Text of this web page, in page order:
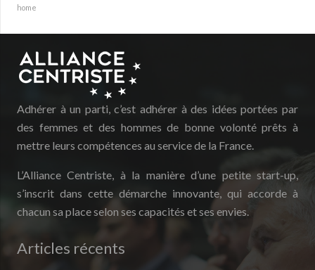
home
Adhérer à un parti, c’est adhérer à des idées portées par
des femmes et des hommes de bonne volonté prêts à
mettre leurs compétences au service de la France.
L’Alliance Centriste, à la manière d’une petite start-up,
s’inscrit dans cette démarche innovante, qui accorde à
chacun sa place selon ses capacités et ses envies.
Articles récents